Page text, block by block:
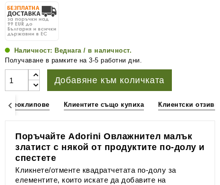
Наличност: Веднага / в наличност.
Получаване в рамките на 3-5 работни дни.
Добавяне към количката
видеоклипове Клиентите също купиха Клиентски отзиви
Поръчайте Аdorini Овлажнител малък
златист с някой от продуктите по-долу и
спестете
Кликнете/отменте квадратчетата по-долу за
елементите, които искате да добавите на